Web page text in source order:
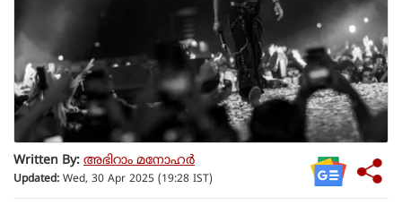
Written By: അഭിറാം മനോഹർ
Updated: Wed, 30 Apr 2025 (19:28 IST)